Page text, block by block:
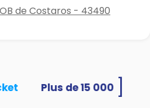
de Costaros - 43490